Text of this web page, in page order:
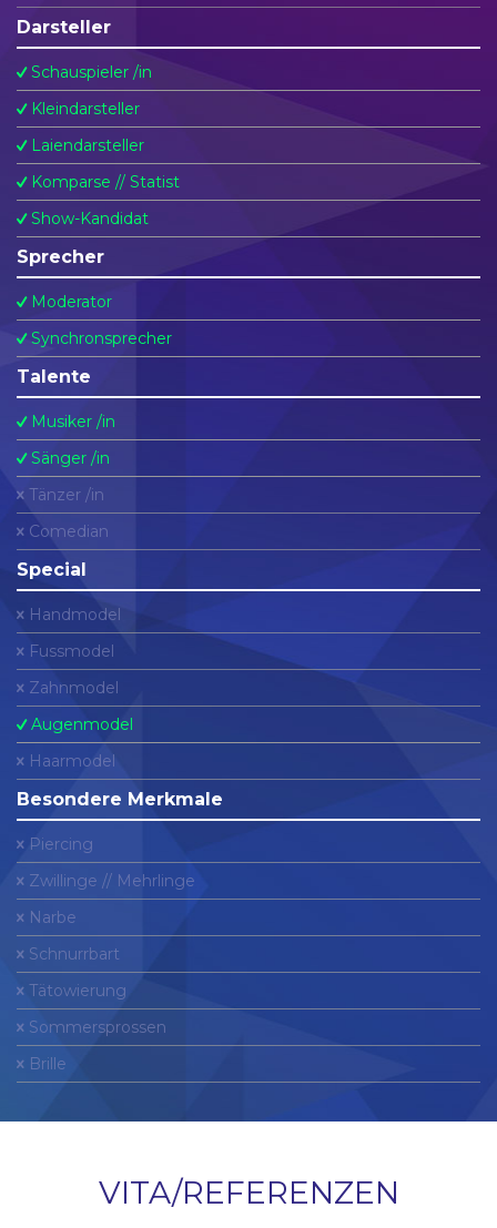
Darsteller
Schauspieler /in
Kleindarsteller
Laiendarsteller
Komparse // Statist
Show-Kandidat
Sprecher
Moderator
Synchronsprecher
Talente
Musiker /in
Sänger /in
Tänzer /in
Comedian
Special
Handmodel
Fussmodel
Zahnmodel
Augenmodel
Haarmodel
Besondere Merkmale
Piercing
Zwillinge // Mehrlinge
Narbe
Schnurrbart
Tätowierung
Sommersprossen
Brille
VITA/REFERENZEN